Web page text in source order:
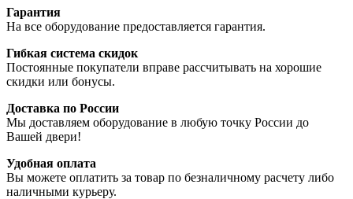
Гарантия
На все оборудование предоставляется гарантия.
Гибкая система скидок
Постоянные покупатели вправе рассчитывать на хорошие
скидки или бонусы.
Доставка по России
Мы доставляем оборудование в любую точку России до
Вашей двери!
Удобная оплата
Вы можете оплатить за товар по безналичному расчету либо
наличными курьеру.